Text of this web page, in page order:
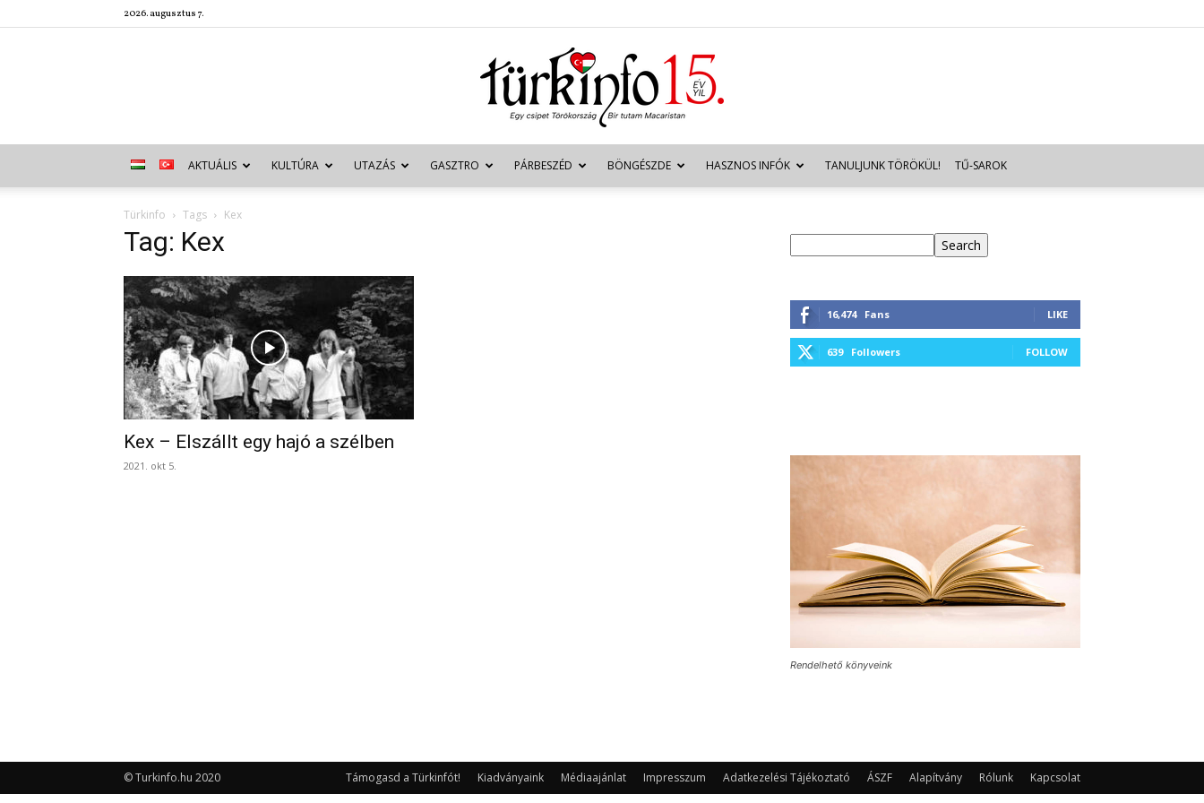
2026. augusztus 7.
Türkinfo
AKTUÁLIS KULTÚRA UTAZÁS GASZTRO PÁRBESZÉD BÖNGÉSZDE HASZNOS INFÓK TANULJUNK TÖRÖKÜL! TŰ-SAROK
Türkinfo Tags Kex
Tag: Kex
Kex – Elszállt egy hajó a szélben
2021. okt 5.
Search
16,474 Fans LIKE
639 Followers FOLLOW
Rendelhető könyveink
Támogasd a Türkinfót! Kiadványaink Médiaajánlat Impresszum Adatkezelési Tájékoztató ÁSZF Alapítvány Rólunk Kapcsolat
© Turkinfo.hu 2020